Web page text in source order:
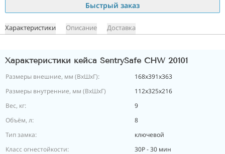
Быстрый заказ
Характеристики Описание Доставка
Характеристики кейса SentrySafe CHW 20101
Размеры внешние, мм (ВхШхГ):
168x391x363
Размеры внутренние, мм (ВхШхГ)
112х325х216
Вес, кг:
9
Объём, л:
8
Тип замка:
ключевой
Класс огнестойкости:
30Р - 30 мин